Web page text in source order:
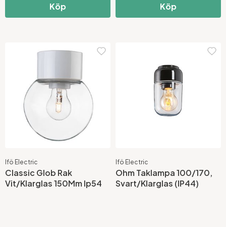
Köp Köp
Ifö Electric
Classic Glob Rak
Vit/Klarglas 150Mm Ip54
Ifö Electric
Ohm Taklampa 100/170,
Svart/Klarglas (IP44)